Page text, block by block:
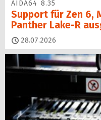
AIDA64 8.35
Support für Zen 6,
Panther Lake-R
28.07.2026